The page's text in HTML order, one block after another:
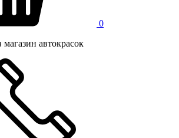
0
автокрасок